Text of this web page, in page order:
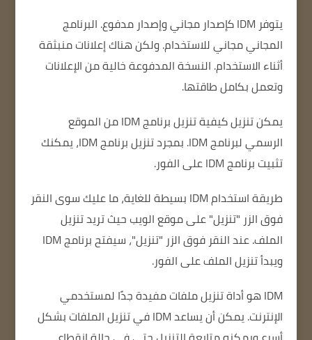
يتوفر IDM كإصدار مجاني وإصدار مدفوع.
البرنامج
المجاني مجاني للاستخدام. ولكن هناك إعلانات منبثقة
أثناء الاستخدام. النسخة المدفوعة خالية من الإعلانات
وتعمل بكامل طاقتها.
يمكن تنزيل كيفية تنزيل برنامج IDM من الموقع
الرسمي لبرنامج IDM.
بمجرد تنزيل برنامج IDM، يمكنك
تثبيت برنامج IDM على الفور.
طريقة استخدام IDM بسيطة للغاية، ما عليك سوى النقر
فوق الزر "تنزيل" على موقع الويب حيث تريد تنزيل
الملف.
عند النقر فوق الزر "تنزيل"، سيفتح برنامج IDM
ويبدأ تنزيل الملف على الفور.
IDM هو أداة تنزيل ملفات مفيدة جدًا لمستخدمي
الإنترنت.
يمكن أن يساعد IDM في تنزيل الملفات بشكل